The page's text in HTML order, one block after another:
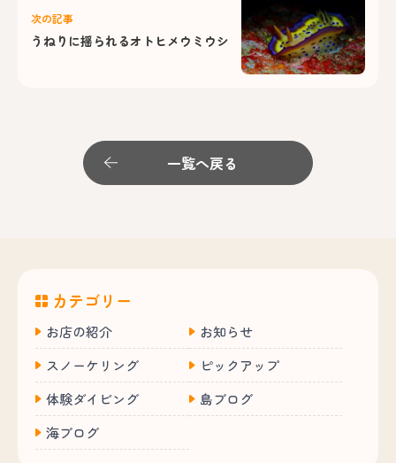
次の記事
うねりに揺られるオトヒメウミウシ
一覧へ戻る
カテゴリー
お店の紹介
お知らせ
スノーケリング
ピックアップ
体験ダイビング
島ブログ
海ブログ